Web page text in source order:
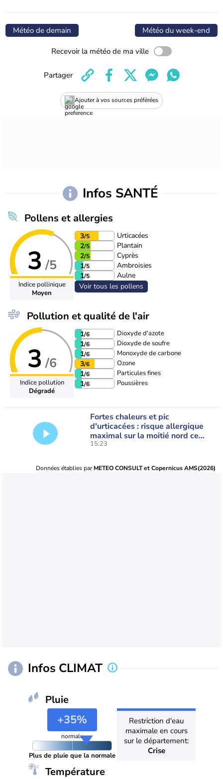
Météo de demain Météo du week-end
Recevoir la météo de ma ville
Ajouter à vos sources préférées
Partager
Infos SANTÉ
Pollens et allergies
3 /5
Indice pollinique
Moyen
3/5
Urticacées
2/5
Plantain
2/5
Cyprès
1/5
Ambroisies
1/5
Aulne
Voir tous les pollens
Pollution et qualité de l'air
3 /6
Indice pollution
Dégradé
1/6 Dioxyde d'azote
1/6 Dioxyde de soufre
1/6 Monoxyde de carbone
3/6 Ozone
1/6 Particules fines
1/6 Poussières
Fortes chaleurs et pic
d'urticacées : risque allergique
maximal sur la moitié nord ce
vendredi
15:23
Données établies parMETEO CONSULT et Copernicus AMS(2026)
Infos CLIMAT
Pluie
+35%
normale
Plus de pluie que la normale
Restriction d'eau
maximale en cours
sur le département:
Crise
Température